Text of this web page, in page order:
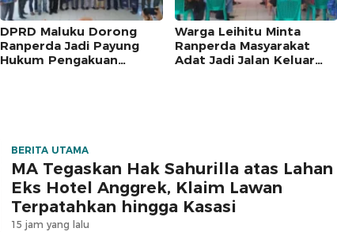
DPRD Maluku Dorong
Ranperda Jadi Payung
Hukum Pengakuan
Warga Leihitu Minta
Ranperda Masyarakat
Adat Jadi Jalan Keluar
BERITA UTAMA
MA Tegaskan Hak Sahurilla atas Lahan
Eks Hotel Anggrek, Klaim Lawan
Terpatahkan hingga Kasasi
15 jam yang lalu